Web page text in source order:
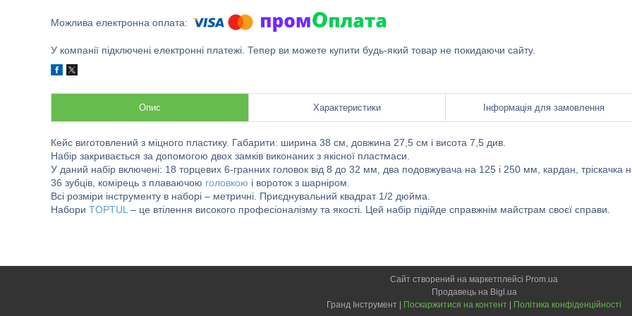
У компанії підключені електронні платежі. Тепер ви можете купити будь-який товар не покидаючи сайту.
Опис Характеристики Інформація для замовлення
Кейс виготовлений з міцного пластику. Габарити: ширина 38 см, довжина 27,5 см і висота 7,5 див.
Набір закривається за допомогою двох замків виконаних з якісної пластмаси.
У даний набір включені: 18 торцевих 6-гранних головок від 8 до 32 мм, два подовжувача на 125 і 250 мм, кардан, тріскачка
36 зубців, комірець з плаваючою головкою і вороток з шарніром.
Всі розміри інструменту в наборі – метричні. Приєднувальний квадрат 1/2 дюйма.
Набори TOPTUL – це втілення високого професіоналізму та якості. Цей набір підійде справжнім майстрам своєї справи.
Сайт створений на маркетплейсі Prom.ua
Продавець на Bigl.ua
Поскаржитися на контент Політика конфіденційності